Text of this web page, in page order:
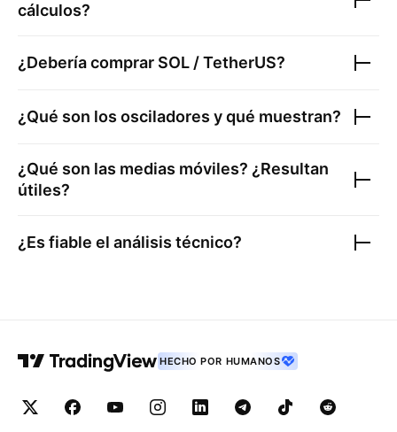
cálculos?
¿Debería comprar SOL / TetherUS?
¿Qué son los osciladores y qué muestran?
¿Qué son las medias móviles? ¿Resultan
útiles?
¿Es fiable el análisis técnico?
HECHO POR HUMANOS